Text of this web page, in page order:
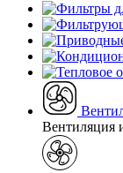
Вентиляция